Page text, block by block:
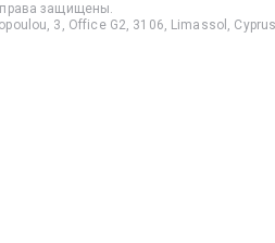
защищены.
3, Office G2, 3106, Limassol,